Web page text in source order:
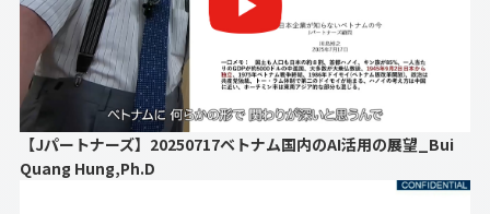
【Jパートナーズ】20250717ベトナム国内のAI活用の展望_Bui
Quang Hung,Ph.D